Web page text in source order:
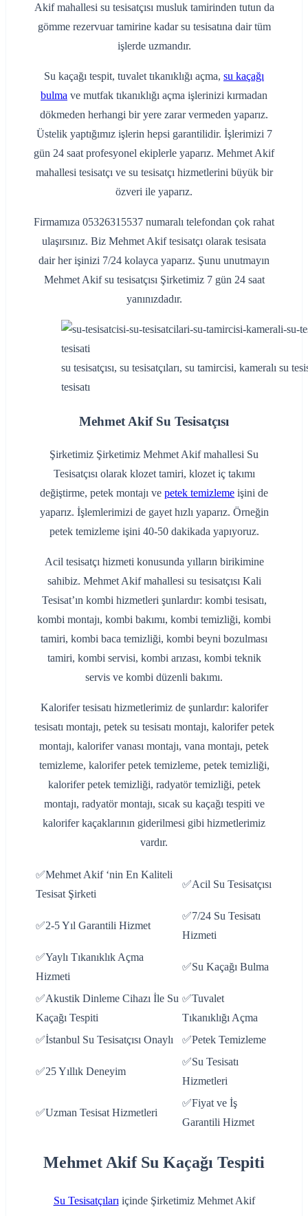
Akif mahallesi su tesisatçısı musluk tamirinden tutun da
gömme rezervuar tamirine kadar su tesisatına dair tüm
işlerde uzmandır.
Su kaçağı tespit, tuvalet tıkanıklığı açma, su kaçağı
bulma ve mutfak tıkanıklığı açma işlerinizi kırmadan
dökmeden herhangi bir yere zarar vermeden yaparız.
Üstelik yaptığımız işlerin hepsi garantilidir. İşlerimizi 7
gün 24 saat profesyonel ekiplerle yaparız. Mehmet Akif
mahallesi tesisatçı ve su tesisatçı hizmetlerini büyük bir
özveri ile yaparız.
Firmamıza 05326315537 numaralı telefondan çok rahat
ulaşırsınız. Biz Mehmet Akif tesisatçı olarak tesisata
dair her işinizi 7/24 kolayca yaparız. Şunu unutmayın
Mehmet Akif su tesisatçısı Şirketimiz 7 gün 24 saat
yanınızdadır.
su tesisatçısı, su tesisatçıları, su tamircisi, kameralı su
tesisatı
Mehmet Akif Su Tesisatçısı
Şirketimiz Şirketimiz Mehmet Akif mahallesi Su
Tesisatçısı olarak klozet tamiri, klozet iç takımı
değiştirme, petek montajı ve petek temizleme işini de
yaparız. İşlemlerimizi de gayet hızlı yaparız. Örneğin
petek temizleme işini 40-50 dakikada yapıyoruz.
Acil tesisatçı hizmeti konusunda yılların birikimine
sahibiz. Mehmet Akif mahallesi su tesisatçısı Kali
Tesisat’ın kombi hizmetleri şunlardır: kombi tesisatı,
kombi montajı, kombi bakımı, kombi temizliği, kombi
tamiri, kombi baca temizliği, kombi beyni bozulması
tamiri, kombi servisi, kombi arızası, kombi teknik
servis ve kombi düzenli bakımı.
Kalorifer tesisatı hizmetlerimiz de şunlardır: kalorifer
tesisatı montajı, petek su tesisatı montajı, kalorifer petek
montajı, kalorifer vanası montajı, vana montajı, petek
temizleme, kalorifer petek temizleme, petek temizliği,
kalorifer petek temizliği, radyatör temizliği, petek
montajı, radyatör montajı, sıcak su kaçağı tespiti ve
kalorifer kaçaklarının giderilmesi gibi hizmetlerimiz
vardır.
✅Mehmet Akif ‘nin En Kaliteli
Tesisat Şirketi
✅Acil Su Tesisatçısı
✅2-5 Yıl Garantili Hizmet
✅7/24 Su Tesisatı
Hizmeti
✅Yaylı Tıkanıklık Açma
Hizmeti
✅Su Kaçağı Bulma
✅Akustik Dinleme Cihazı İle Su
Kaçağı Tespiti
✅Tuvalet
Tıkanıklığı Açma
✅İstanbul Su Tesisatçısı Onaylı
✅Petek Temizleme
✅25 Yıllık Deneyim
✅Su Tesisatı
Hizmetleri
✅Uzman Tesisat Hizmetleri
✅Fiyat ve İş
Garantili Hizmet
Mehmet Akif Su Kaçağı Tespiti
Su Tesisatçıları içinde Şirketimiz Mehmet Akif